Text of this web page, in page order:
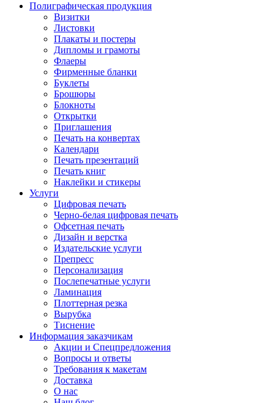
Полиграфическая продукция
Визитки
Листовки
Плакаты и постеры
Дипломы и грамоты
Флаеры
Фирменные бланки
Буклеты
Брошюры
Блокноты
Открытки
Приглашения
Печать на конвертах
Календари
Печать презентаций
Печать книг
Наклейки и стикеры
Услуги
Цифровая печать
Черно-белая цифровая печать
Офсетная печать
Дизайн и верстка
Издательские услуги
Препресс
Персонализация
Послепечатные услуги
Ламинация
Плоттерная резка
Вырубка
Тиснение
Информация заказчикам
Акции и Спецпредложения
Вопросы и ответы
Требования к макетам
Доставка
О нас